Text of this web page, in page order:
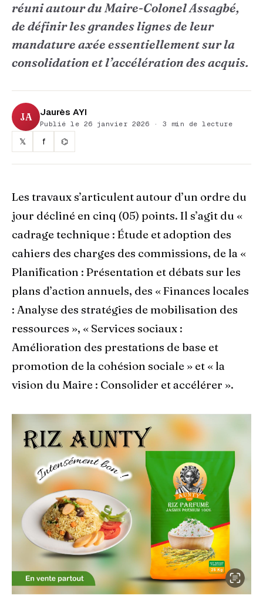
réuni autour du Maire-Colonel Assagbé,
de définir les grandes lignes de leur
mandature axée essentiellement sur la
consolidation et l’accélération des acquis.
JA Jaurès AYI
Publié le 26 janvier 2026 · 3 min de lecture
𝕏 f ⌬
Les travaux s’articulent autour d’un ordre du
jour décliné en cinq (05) points. Il s’agit du «
cadrage technique : Étude et adoption des
cahiers des charges des commissions, de la «
Planification : Présentation et débats sur les
plans d’action annuels, des « Finances locales
: Analyse des stratégies de mobilisation des
ressources », « Services sociaux :
Amélioration des prestations de base et
promotion de la cohésion sociale » et « la
vision du Maire : Consolider et accélérer ».